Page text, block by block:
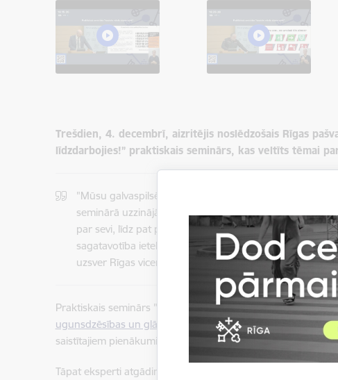
Trešdien, 4. decembrī, aizritējis noslēdzošais Rīgas
līdzdarbojies!” praktiskais seminārs, kas veltīts tēmai
"Mūsu galvaspilsētas un valsts aizsardzība, kā arī
seminārā uzzinājām, ka militāra apdraudējuma
par sevi, līdz pat pretinieka sabotēšanai un tiešam
sagatavotība ietekmē visa mūsu reģiona drošību,
uzsver Rīgas vicemēre Linda Ozola.
Praktiskais seminārs "Iesaiste valsts aizsardzībā" ir
ugunsdzēsības un glābšanas dienesta,Robežsardzesun
saistītajiem pienākumiem, profesijas iespējām.
Tāpat eksperti atgādināja, ka civilā aizsardzība ir daļa no